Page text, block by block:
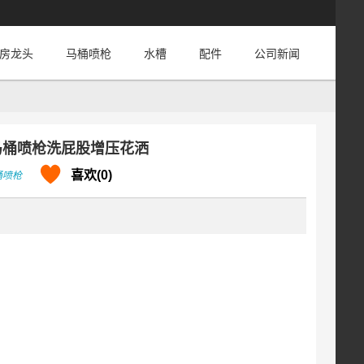
龙头 马桶喷枪 水槽 配件 公司新闻
喷枪洗屁股增压花洒
喷枪 喜欢(0)